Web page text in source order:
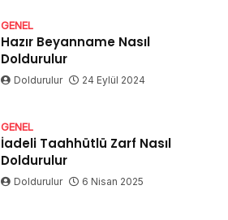
GENEL
Hazır Beyanname Nasıl
Doldurulur
Doldurulur 24 Eylül 2024
GENEL
İadeli Taahhütlü Zarf Nasıl
Doldurulur
Doldurulur 6 Nisan 2025